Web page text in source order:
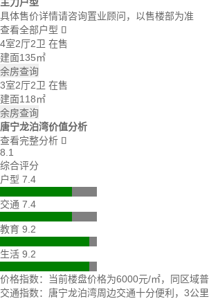
具体售价详情请咨询置业顾问，以售楼部为准
查看全部户型 
4室2厅2卫 在售
建面135㎡
余房查询
3室2厅2卫 在售
建面118㎡
余房查询
唐宁龙泊湾价值分析
查看完整分析 
8.1
综合评分
户型 7.4
交通 7.4
教育 9.2
生活 9.2
价格指数：当前楼盘价格为6000元/㎡，同区域普
交通指数：唐宁龙泊湾周边交通十分便利，3公里